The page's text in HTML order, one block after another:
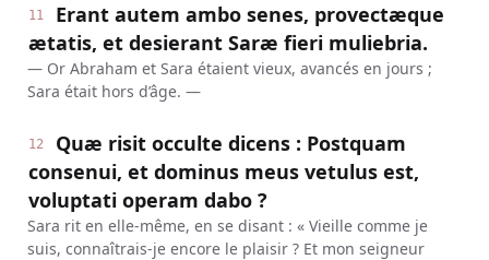
11
Erant autem ambo senes, provectæque
ætatis, et desierant Saræ fieri muliebria.
— Or Abraham et Sara étaient vieux, avancés en jours ;
Sara était hors d’âge. —
12
Quæ risit occulte dicens : Postquam
consenui, et dominus meus vetulus est,
voluptati operam dabo ?
Sara rit en elle-même, en se disant : « Vieille comme je
suis, connaîtrais-je encore le plaisir ? Et mon seigneur